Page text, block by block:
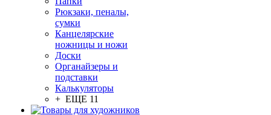
Рюкзаки, пеналы,
сумки
Канцелярские
ножницы и ножи
Доски
Органайзеры и
подставки
Калькуляторы
+ ЕЩЕ 11